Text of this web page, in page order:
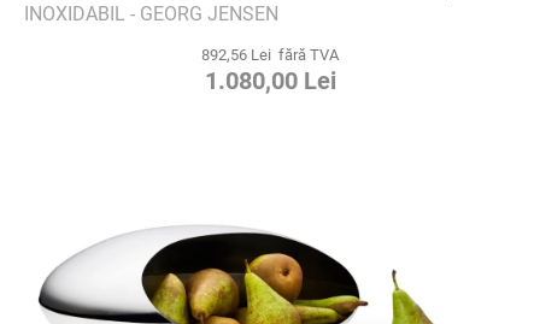
INOXIDABIL - GEORG JENSEN
892,56 Lei fără TVA
1.080,00 Lei